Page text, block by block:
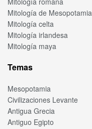
Mitología de Mesopotamia
Mitología celta
Mitología irlandesa
Mitología maya
Temas
Mesopotamia
Civilizaciones Levante
Antigua Grecia
Antiguo Egipto